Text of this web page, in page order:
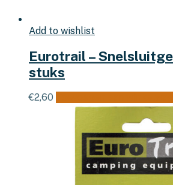
Add to wishlist
Eurotrail –
stuks
€2,60